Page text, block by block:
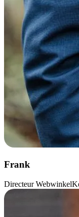
Frank
Directeur